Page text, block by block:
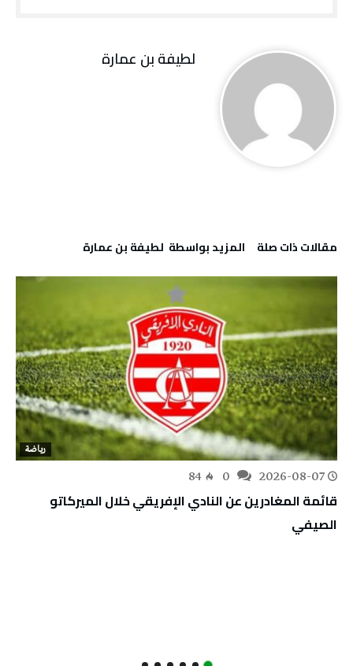
لطيفة بن عمارة
‫مقالات ذات صلة‬ ‫‫المزيد بواسطة‬ ‬ لطيفة بن عمارة
رياضة
2026-08-07
84
قائمة المغادرين عن النادي الإفريقي خلال الميركاتو
الصيفي